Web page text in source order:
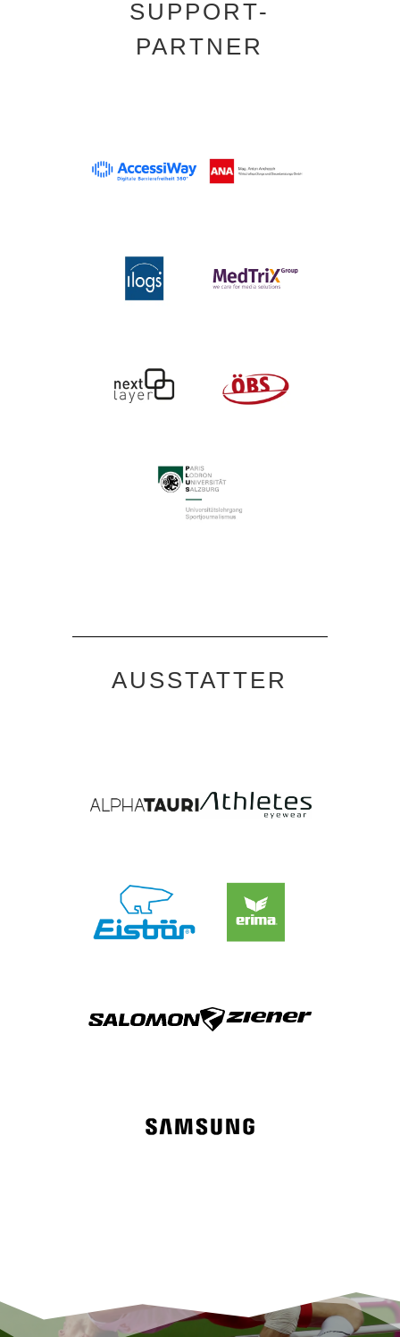
SUPPORT-
PARTNER
AUSSTATTER